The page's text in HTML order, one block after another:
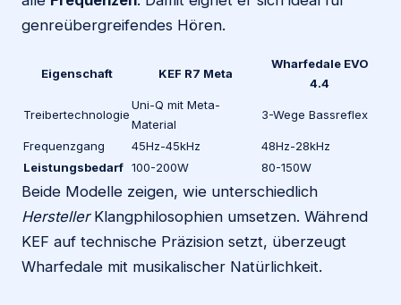
genreübergreifendes Hören.
Eigenschaft KEF R7 Meta
Wharfedale EVO
4.4
Treibertechnologie
Uni-Q mit Meta-
Material
3-Wege Bassreflex
Frequenzgang 45Hz-45kHz
48Hz-28kHz
Leistungsbedarf 100-200W 80-150W
Beide Modelle zeigen, wie unterschiedlich
HerstellerKlangphilosophien umsetzen. Während
KEF auf technische Präzision setzt, überzeugt
Wharfedale mit musikalischer Natürlichkeit.